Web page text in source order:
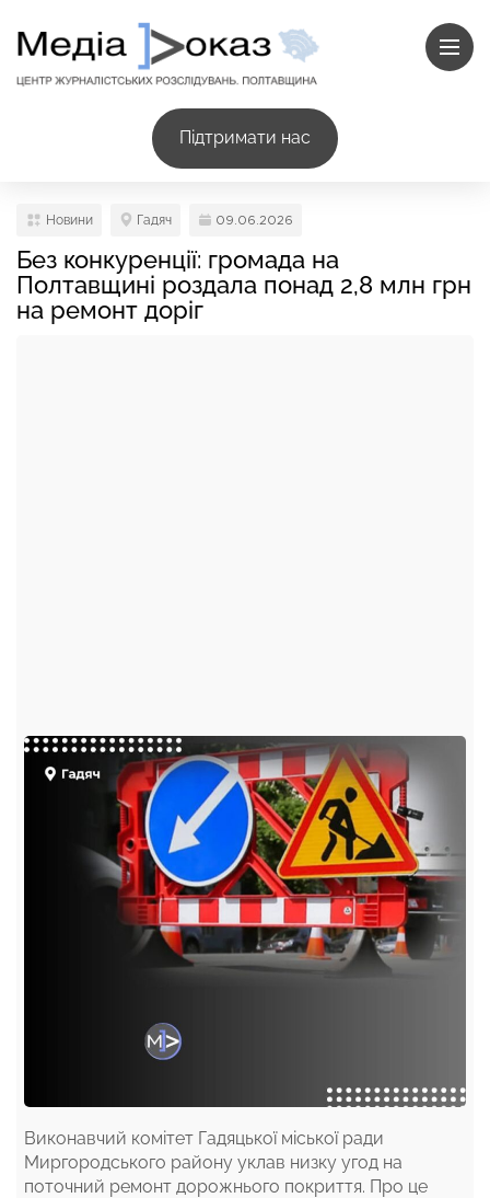
Підтримати нас
Новини Гадяч 09.06.2026
Без конкуренції: громада на
Полтавщині роздала понад 2,8 млн грн
на ремонт доріг
Виконавчий комітет Гадяцької міської ради
Миргородського району уклав низку угод на
поточний ремонт дорожнього покриття. Про це